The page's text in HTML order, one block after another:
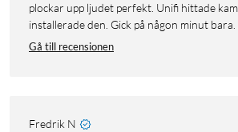
plockar upp ljudet perfekt. Unifi hittade
installerade den. Gick på någon minut bara.
Gå till recensionen
Fredrik N